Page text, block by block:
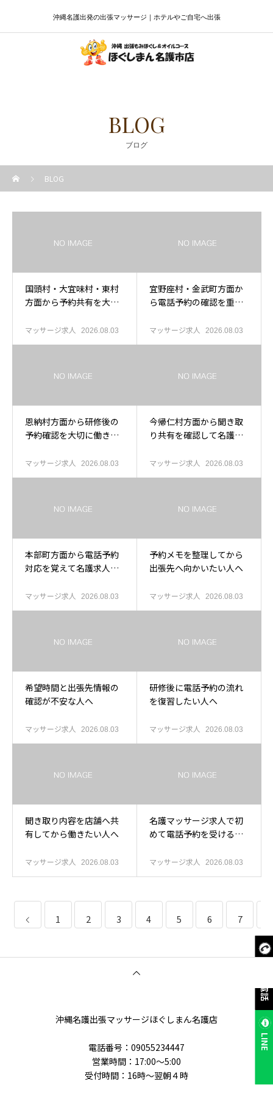
今すぐ電話
LINE
沖縄名護出発の出張マッサージ｜ホテルやご自宅へ出張
BLOG
ブログ
BLOG
国頭村・大宜味村・東村
方面から予約共有を大切
マッサージ求人 2026.08.03
宜野座村・金武町方面か
ら電話予約の確認を重視
マッサージ求人 2026.08.03
恩納村方面から研修後の
予約確認を大切に働きた
マッサージ求人 2026.08.03
今帰仁村方面から聞き取
り共有を確認して名護求
マッサージ求人 2026.08.03
本部町方面から電話予約
対応を覚えて名護求人を
マッサージ求人 2026.08.03
予約メモを整理してから
出張先へ向かいたい人へ
マッサージ求人 2026.08.03
希望時間と出張先情報の
確認が不安な人へ
マッサージ求人 2026.08.03
研修後に電話予約の流れ
を復習したい人へ
マッサージ求人 2026.08.03
聞き取り内容を店舗へ共
有してから働きたい人へ
マッサージ求人 2026.08.03
名護マッサージ求人で初
めて電話予約を受ける前
マッサージ求人 2026.08.03
1 2 3 4 5 6 7
沖縄名護出張マッサージほぐしまん名護店
電話番号‭：09055234447
営業時間：17:00～5:00
受付時間：16時〜翌朝４時